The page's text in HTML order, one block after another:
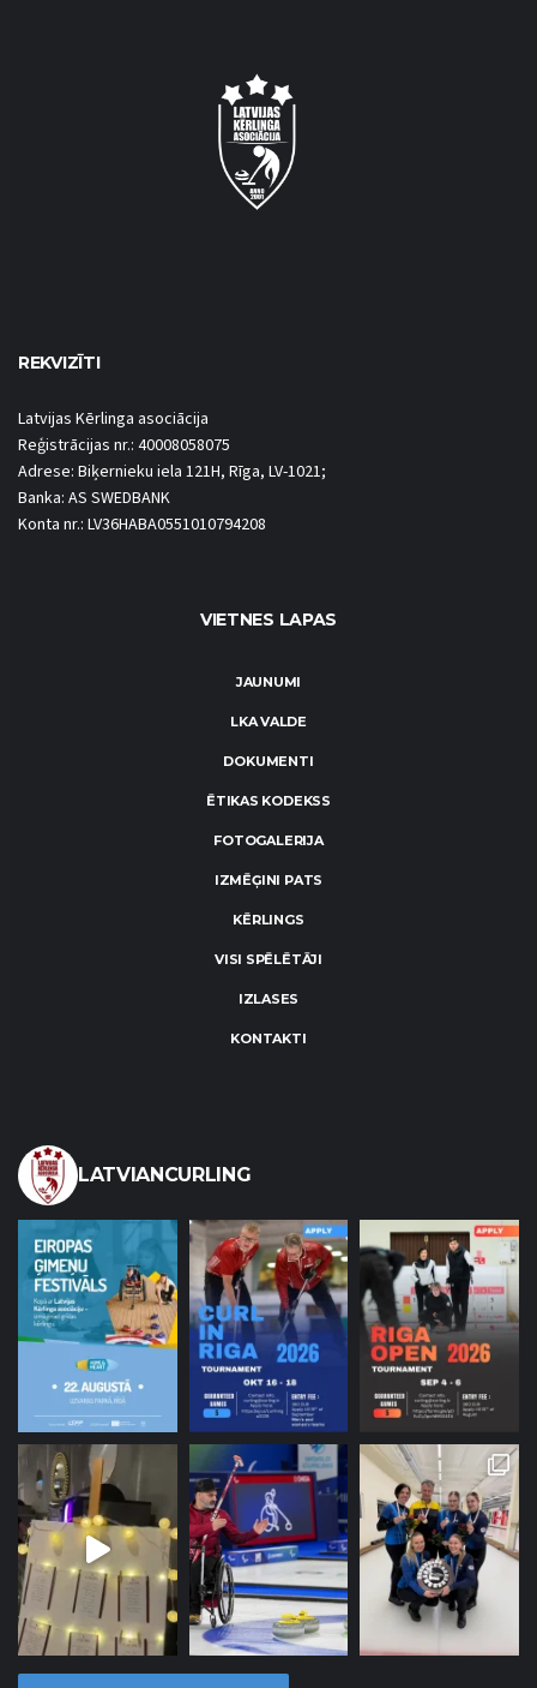
REKVIZĪTI
Latvijas Kērlinga asociācija
Reģistrācijas nr.: 40008058075
Adrese: Biķernieku iela 121H, Rīga, LV-1021;
Banka: AS SWEDBANK
Konta nr.: LV36HABA0551010794208
VIETNES LAPAS
JAUNUMI
LKA VALDE
DOKUMENTI
ĒTIKAS KODEKSS
FOTOGALERIJA
IZMĒĢINI PATS
KĒRLINGS
VISI SPĒLĒTĀJI
IZLASES
KONTAKTI
LATVIANCURLING